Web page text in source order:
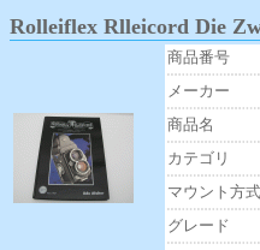
Rolleiflex Rlleicord Die
商品番号
メーカー
商品名
カテゴリ
マウント方式
グレード